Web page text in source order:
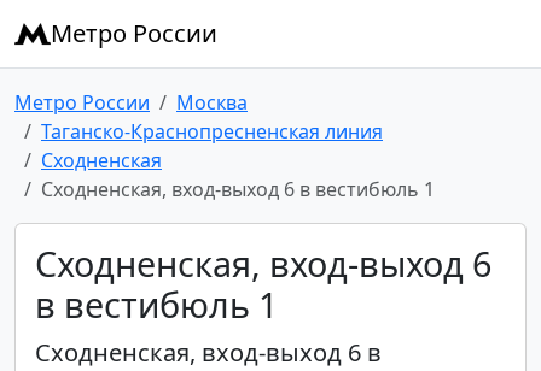
Метро России
Метро России
Москва
Таганско-Краснопресненская линия
Сходненская
Сходненская, вход-выход 6 в вестибюль 1
Сходненская, вход-выход 6
в вестибюль 1
Сходненская, вход-выход 6 в